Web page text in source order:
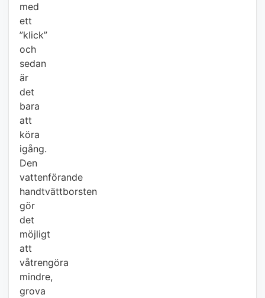
med
ett
”klick”
och
sedan
är
det
bara
att
köra
igång.
Den
vattenförande
handtvättborsten
gör
det
möjligt
att
våtrengöra
mindre,
grova